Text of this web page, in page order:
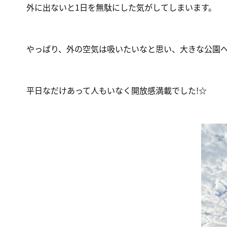
外に出ないと1日を無駄にした気がしてしまいます。
やっぱり、外の空気は吸いたいなと思い、大きな公園
平日なだけあって人もいなく開放感満載でした!☆